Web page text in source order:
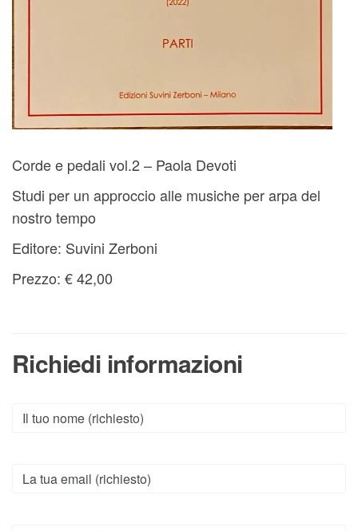
Corde e pedali vol.2 – Paola Devoti
Studi per un approccio alle musiche per arpa del
nostro tempo
Editore: Suvini Zerboni
Prezzo: € 42,00
Richiedi informazioni